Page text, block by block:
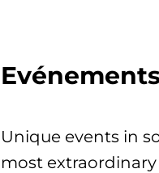
Unique events in
most